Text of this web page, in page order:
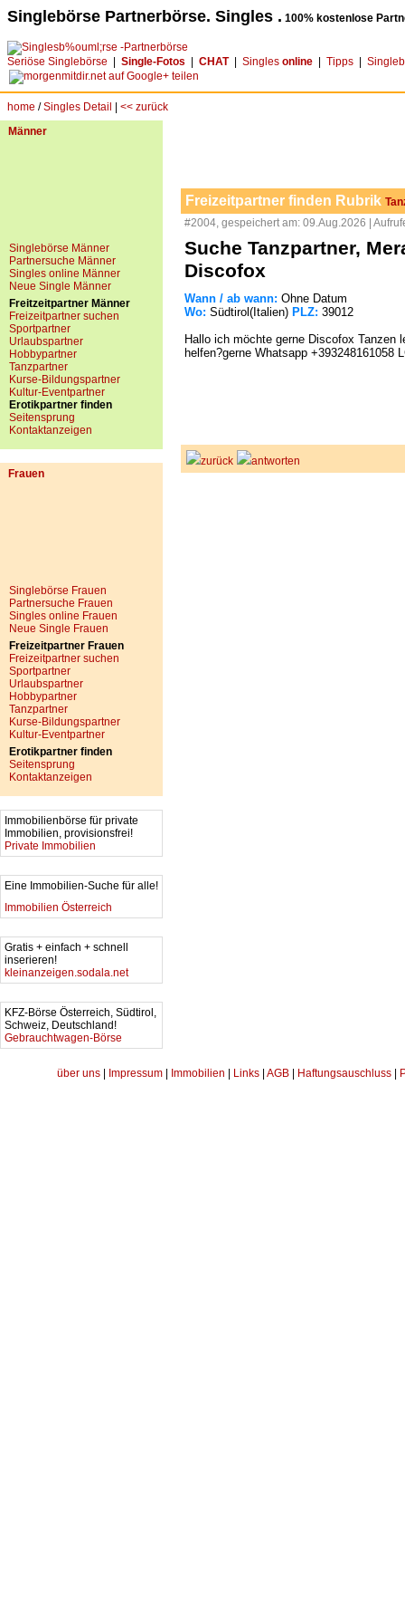
Singlebörse Partnerbörse. Singles . 100% kostenlose
Seriöse Singlebörse Single-Fotos CHAT| Singles online Tipps
home /Singles Detail
<< zurück
Männer
Singlebörse Männer
Partnersuche Männer
Singles online Männer
Neue Single Männer
Freitzeitpartner Männer
Freizeitpartner suchen
Sportpartner
Urlaubspartner
Hobbypartner
Tanzpartner
Kurse-Bildungspartner
Kultur-Eventpartner
Erotikpartner finden
Seitensprung
Kontaktanzeigen
Frauen
Singlebörse Frauen
Partnersuche Frauen
Singles online Frauen
Neue Single Frauen
Freizeitpartner Frauen
Freizeitpartner suchen
Sportpartner
Urlaubspartner
Hobbypartner
Tanzpartner
Kurse-Bildungspartner
Kultur-Eventpartner
Erotikpartner finden
Seitensprung
Kontaktanzeigen
Immobilienbörse für private
Immobilien, provisionsfrei!
Private Immobilien
Eine Immobilien-Suche für alle!
Immobilien Österreich
Gratis + einfach + schnell
inserieren!
kleinanzeigen.sodala.net
KFZ-Börse Österreich, Südtirol,
Schweiz, Deutschland!
Gebrauchtwagen-Börse
Freizeitpartner finden Rubrik
#2004, gespeichert am: 09.Aug.2026 |
Suche Tanzpartner,
Discofox
Wann / ab wann: Ohne Datum
Wo: Südtirol(Italien) PLZ: 39012
Hallo ich möchte gerne Discofox Tanzen
helfen?gerne Whatsapp +393248161058
zurück antworten
über uns Impressum Immobilien Links AGB Haftungsauschluss